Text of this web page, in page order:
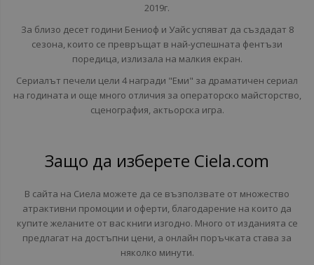
2019г.
За близо десет години Бениоф и Уайс успяват да създадат 8
сезона, които се превръщат в най-успешната фентъзи
поредица, излизала на малкия екран.
Сериалът печели цели 4 награди "Еми" за драматичен сериал
на годината и още много отличия за операторско майсторство,
сценография, актьорска игра.
Защо да изберете Ciela.com
В сайта на Сиела можете да се възползвате от множество
атрактивни промоции и оферти, благодарение на които да
купите желаните от вас книги изгодно. Много от изданията се
предлагат на достъпни цени, а онлайн поръчката става за
няколко минути.